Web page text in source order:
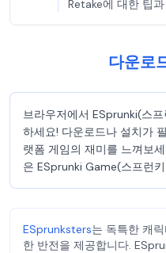
Retake에 대한 팁
다운로
브라우저에서 ESprunki(스
하세요! 다운로드나 설치가
랫폼 게임의 재미를 느껴보
은 ESprunki Game(스프런
ESprunksters는 독특한 캐
한 반전을 제공합니다.